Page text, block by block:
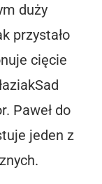
duży
przystało
cięcie
Paweł do
jeden z